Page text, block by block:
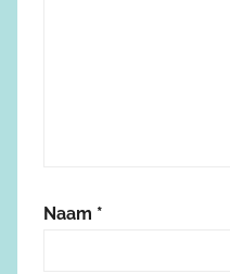
Naam *